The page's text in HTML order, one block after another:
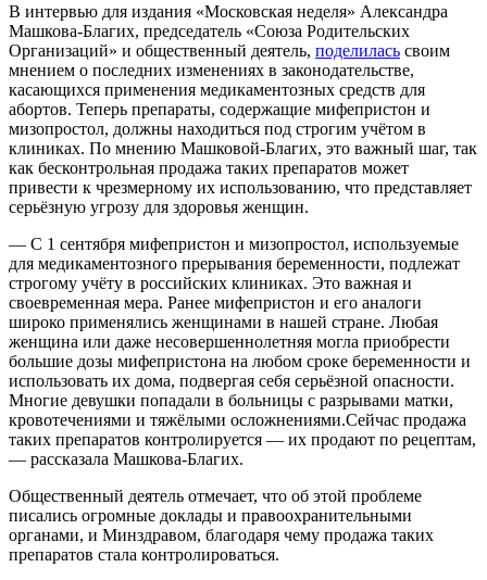
В интервью для издания «Московская неделя» Александра
Машкова-Благих, председатель «Союза Родительских
Организаций» и общественный деятель, поделилась своим
мнением о последних изменениях в законодательстве,
касающихся применения медикаментозных средств для
абортов. Теперь препараты, содержащие мифепристон и
мизопростол, должны находиться под строгим учётом в
клиниках. По мнению Машковой-Благих, это важный шаг, так
как бесконтрольная продажа таких препаратов может
привести к чрезмерному их использованию, что представляет
серьёзную угрозу для здоровья женщин.
— С 1 сентября мифепристон и мизопростол, используемые
для медикаментозного прерывания беременности, подлежат
строгому учёту в российских клиниках. Это важная и
своевременная мера. Ранее мифепристон и его аналоги
широко применялись женщинами в нашей стране. Любая
женщина или даже несовершеннолетняя могла приобрести
большие дозы мифепристона на любом сроке беременности и
использовать их дома, подвергая себя серьёзной опасности.
Многие девушки попадали в больницы с разрывами матки,
кровотечениями и тяжёлыми осложнениями.Сейчас продажа
таких препаратов контролируется — их продают по рецептам,
— рассказала Машкова-Благих.
Общественный деятель отмечает, что об этой проблеме
писались огромные доклады и правоохранительными
органами, и Минздравом, благодаря чему продажа таких
препаратов стала контролироваться.